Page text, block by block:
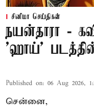
சினிமா செய்திகள்
நயன்தாரா -
'ஹாய்'
Published on: 06 Aug 2026,
சென்னை,